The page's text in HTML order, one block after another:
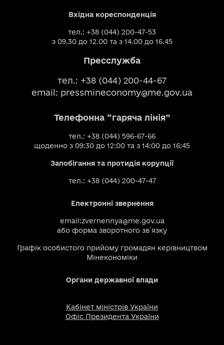
Вхідна кореспонденція
тел.: +38 (044) 200-47-53
з 09.30 до 12.00 та з 14.00 до 16.45
Пресслужба
тел.: +38 (044) 200-44-67
email: pressmineconomy@me.gov.ua
Телефонна “гаряча лінія”
тел.: +38 (044) 596-67-66
щоденно з 09:30 до 12:00 та з 14:00 до 16:45
Запобігання та протидія корупції
тел.: +38 (044) 200-47-47
Електронні звернення
email:zvernennya@me.gov.ua
або форма зворотного зв`язку
Графік особистого прийому громадян керівництвом
Мінекономіки
Органи державної влади
Кабінет міністрів України
Офіс Президента України